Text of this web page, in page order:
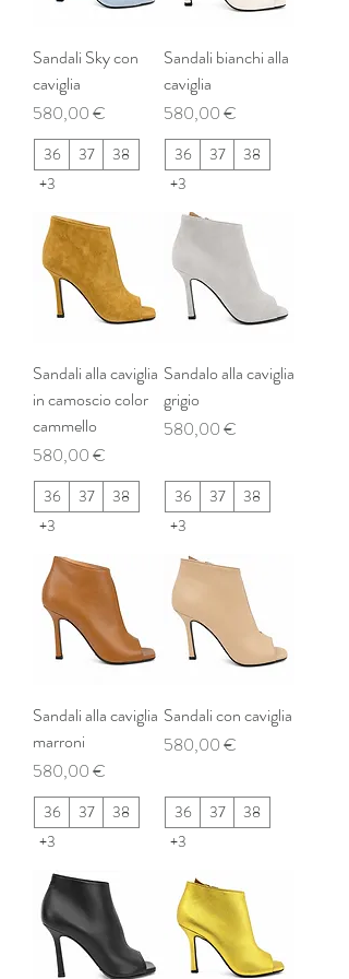
Sandali Sky con
caviglia
Prezzo
580,00 €
36 37
38
+3
Sandali bianchi alla
caviglia
Prezzo
580,00 €
36 37
38
+3
Sandali alla caviglia
in camoscio color
cammello
Prezzo
580,00 €
36 37
38
+3
Sandalo alla caviglia
grigio
Prezzo
580,00 €
36 37
38
+3
Sandali alla caviglia
marroni
Prezzo
580,00 €
36 37
38
+3
Sandali con caviglia
Prezzo
580,00 €
36 37
38
+3